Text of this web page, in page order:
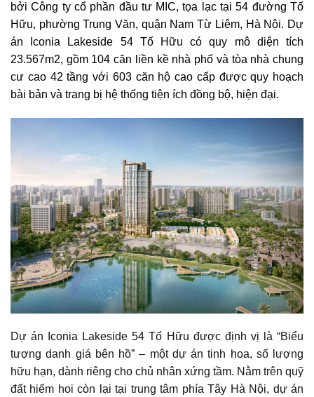
bởi Công ty cổ phần đầu tư MIC, tọa lạc tại 54 đường Tố
Hữu, phường Trung Văn, quận Nam Từ Liêm, Hà Nội. Dự
án Iconia Lakeside 54 Tố Hữu có quy mô diện tích
23.567m2, gồm 104 căn liền kề nhà phố và tòa nhà chung
cư cao 42 tầng với 603 căn hộ cao cấp được quy hoạch
bài bản và trang bị hệ thống tiện ích đồng bộ, hiện đại.
Dự án Iconia Lakeside 54 Tố Hữu được định vị là “Biểu
tượng danh giá bên hồ” – một dự án tinh hoa, số lượng
hữu hạn, dành riêng cho chủ nhân xứng tầm. Nằm trên quỹ
đất hiếm hoi còn lại tại trung tâm phía Tây Hà Nội, dự án